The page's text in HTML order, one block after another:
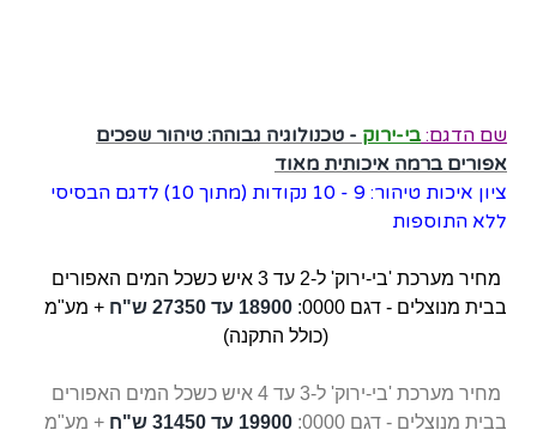
שם הדגם:בי-ירוק - טכנולוגיה גבוהה: טיהור שפכים
אפורים ברמה איכותית מאוד
ציון איכות טיהור: 9 - 10 נקודות (מתוך 10) לדגם הבסיסי
ללא התוספות
מחיר מערכת 'בי-ירוק' ל-2 עד 3 איש כשכל המים האפורים
בבית מנוצלים - דגם 0000:
18900 עד 27350 ש"ח
+ מע"מ
(כולל התקנה)
מחיר מערכת 'בי-ירוק' ל-3 עד 4 איש כשכל המים האפורים
בבית מנוצלים - דגם 0000: 19900 עד 31450 ש"ח + מע"מ